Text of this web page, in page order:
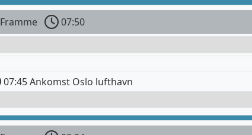
Framme
07:50
07:45 Ankomst Oslo lufthavn